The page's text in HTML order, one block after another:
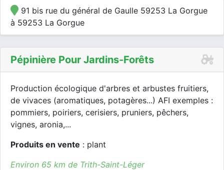
91 bis rue du général de Gaulle 59253 La Gorgue
à 59253 La Gorgue
Pépinière Pour Jardins-Forêts
Production écologique d'arbres et arbustes fruitiers,
de vivaces (aromatiques, potagères...) AFI exemples :
pommiers, poiriers, cerisiers, pruniers, pêchers,
vignes, aronia,...
Produits en vente : plant
Environ 65 km de Trith-Saint-Léger